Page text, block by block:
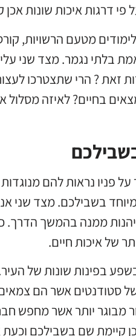
דרגות איכות שונות
מטעם הרשויות,
בלתי נגמר. מצד שני
זאת ? הרי שתצטרכו
בחיים? לאיזה
פניו נראות להם
בשבילכם. מצד שני
ממנה בהמשך
של איכות חיים.
בפינות שונות של
סטודנטים אשר הם
מבוגר יותר אשר מחפש
קיימת שם בשבילכם